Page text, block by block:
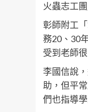
火蟲志工
彰師附工
務20、30
受到老師
李國信說
助，但平
們也指導